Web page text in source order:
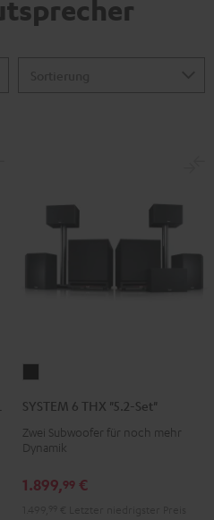
THX
"5.2-
Schwarz
SYSTEM 6 THX "5.2-Set"
Zwei Subwoofer für noch mehr
Dynamik
1.899,99 €